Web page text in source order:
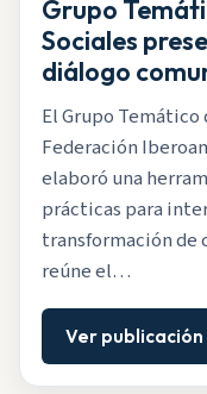
Grupo
Sociales
diálogo
El Grupo
Federación
elaboró una
prácticas para
transformación de
reúne el…
Ver publicación